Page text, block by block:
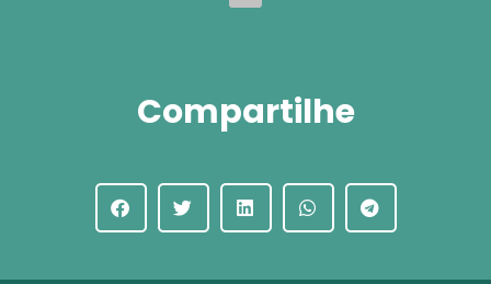
Compartilhe